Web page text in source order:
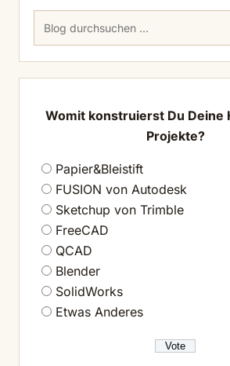
Suchen
Womit konstruierst Du Deine
Projekte?
Papier&Bleistift
FUSION von Autodesk
Sketchup von Trimble
FreeCAD
QCAD
Blender
SolidWorks
Etwas Anderes